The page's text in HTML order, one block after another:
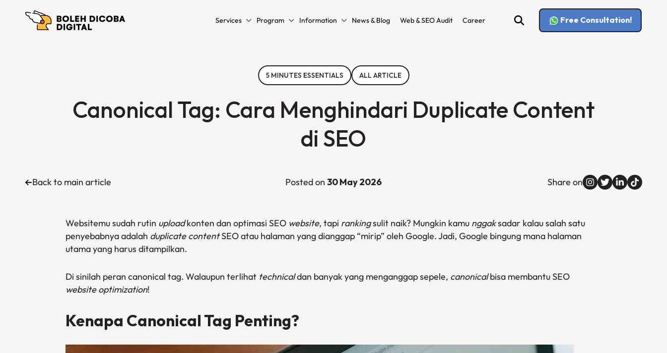
Services Program Information News & Blog Web & SEO Audit Career Free Consultation!
5 MINUTES ESSENTIALS ALL ARTICLE
Canonical Tag: Cara Menghindari Duplicate Content
di SEO
Back to main article Posted on 30 May 2026 Share on
Websitemu sudah rutin uploadkonten dan optimasi SEO website, tapi rankingsulit naik? Mungkin kamu nggaksadar kalau salah satu
penyebabnya adalah duplicate contentSEO atau halaman yang dianggap “mirip” oleh Google. Jadi, Google bingung mana halaman
utama yang harus ditampilkan.
Di sinilah peran canonical tag. Walaupun terlihat technicaldan banyak yang menganggap sepele, canonicalbisa membantu SEO
website optimization!
Kenapa Canonical Tag Penting?